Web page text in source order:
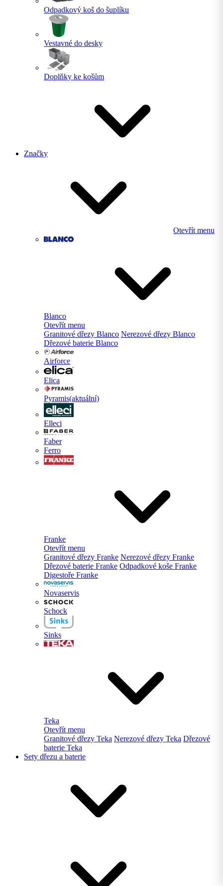
Odpadkový koš do šuplíku
Vestavné do desky
Doplňky ke košům
Značky
Otevřít menu
Blanco
Otevřít menu
Granitové dřezy Blanco Nerezové dřezy Blanco
Dřezové baterie Blanco
Airforce
Elica
Pyramis(aktuální)
Elleci
Faber
Ferro
Franke
Otevřít menu
Granitové dřezy Franke Nerezové dřezy Franke
Dřezové baterie Franke Odpadkové koše Franke
Digestoře Franke
Novaservis
Schock
Sinks
Teka
Otevřít menu
Granitové dřezy Teka Nerezové dřezy Teka Dřezové
baterie Teka
Sety dřezu a baterie